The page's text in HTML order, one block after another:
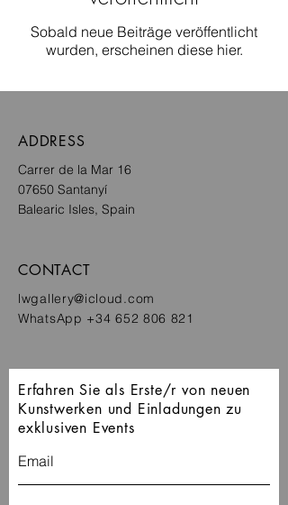
Sobald neue Beiträge veröffentlicht
wurden, erscheinen diese hier.
ADDRESS
Carrer de la Mar 16
07650 Santanyí
Balearic Isles, Spain
CONTACT
lwgallery@icloud.com
‭WhatsApp +34 652 806 821
Erfahren Sie als Erste/r von neuen
Kunstwerken und Einladungen zu
exklusiven Events